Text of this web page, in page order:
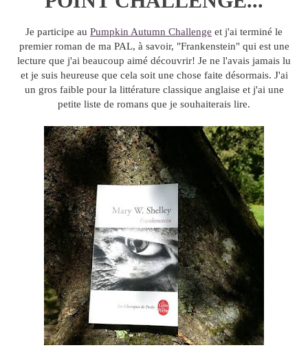
Je participe au Pumpkin Autumn Challenge et j'ai terminé le
premier roman de ma PAL, à savoir, "Frankenstein" qui est une
lecture que j'ai beaucoup aimé découvrir! Je ne l'avais jamais lu
et je suis heureuse que cela soit une chose faite désormais. J'ai
un gros faible pour la littérature classique anglaise et j'ai une
petite liste de romans que je souhaiterais lire.